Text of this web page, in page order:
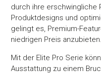
durch ihre erschwingliche
Produktdesigns und
gelingt es, Premium-
niedrigen Preis anzubieten.
Mit der Elite Pro Serie
Ausstattung zu einem